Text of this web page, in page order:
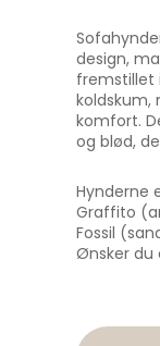
design,
fremstillet
koldskum,
komfort.
og blød,
Hynderne
Graffito
Fossil
Ønsker du